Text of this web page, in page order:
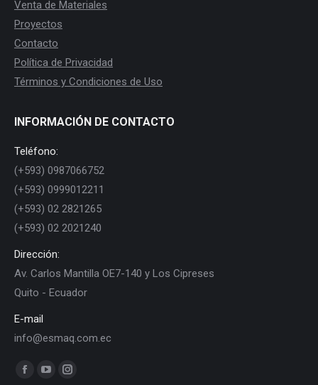
Venta de Materiales
Proyectos
Contacto
Política de Privacidad
Términos y Condiciones de Uso
INFORMACIÓN DE CONTACTO
Teléfono:
(+593) 0987066752
(+593) 0999012211
(+593) 02 2821265
(+593) 02 2021240
Dirección:
Av. Carlos Mantilla OE7-140 y Los Cipreses
Quito - Ecuador
E-mail
info@esmaq.com.ec
Find us on:
Facebook
YouTubeInstagram